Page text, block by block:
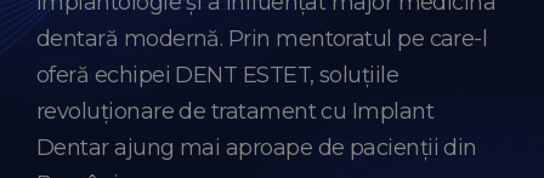
dentară modernă. Prin mentoratul pe care-l
oferă echipei DENT ESTET, soluțiile
revoluționare de tratament cu Implant
Dentar ajung mai aproape de pacienții din